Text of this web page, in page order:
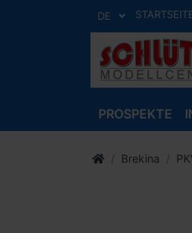
DE
PROSPEKTE
Brekina